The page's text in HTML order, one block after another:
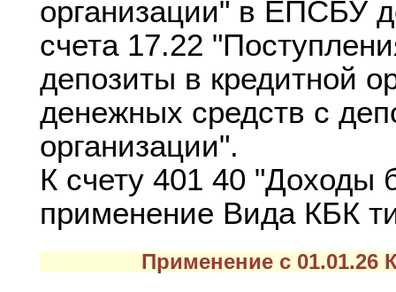
организации" в ЕПСБУ
счета 17.22
депозиты в кредитной
денежных средств с
организации".
К счету 401 40 "Доходы
применение Вида КБК
Применение с 01.01.26